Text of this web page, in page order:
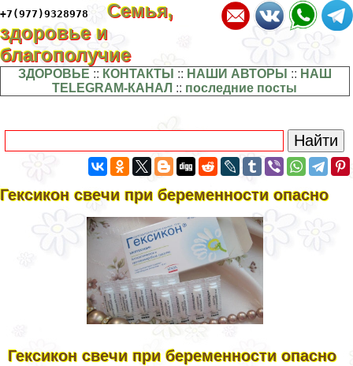
+7(977)9328978
Семья,
здоровье и
благополучие
ЗДОРОВЬЕ :: КОНТАКТЫ :: НАШИ АВТОРЫ :: НАШ
TELEGRAM-КАНАЛ :: последние посты
Гексикон свечи при беременности опасно
Гексикон свечи при беременности опасно